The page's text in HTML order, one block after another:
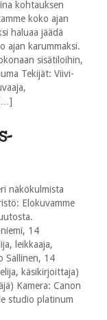
kohtauksen
koko ajan
haluaa jäädä
ajan karummaksi.
sisätiloihin,
Tekijät: Viivi-
näkökulmista
Elokuvamme
14
leikkaaja,
Sallinen, 14
käsikirjoittaja)
Kamera: Canon
studio platinum